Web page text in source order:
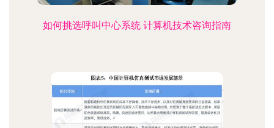
如何挑选呼叫中心系统 计算机技术咨询指南